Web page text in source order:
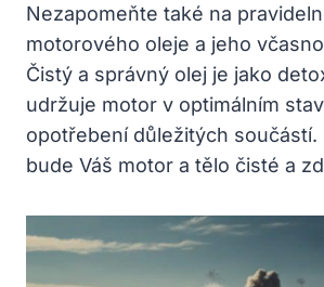
Nezapomeňte také na
motorového oleje a jeho
Čistý a správný olej je jako
udržuje motor v optimálním
opotřebení důležitých součástí.
bude Váš motor a tělo čisté a